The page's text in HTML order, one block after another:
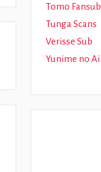
Tomo Fansub
Tunga Scans
Verisse Sub
Yunime no Ai